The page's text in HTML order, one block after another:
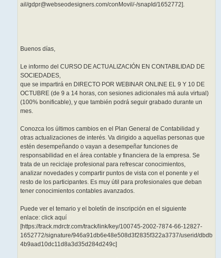
ail/gdpr@webseodesigners.com/conMovil/-/snapId/1652772].
Buenos días,
Le informo del CURSO DE ACTUALIZACIÓN EN CONTABILIDAD DE
SOCIEDADES,
que se impartirá en DIRECTO POR WEBINAR ONLINE EL 9 Y 10 DE
OCTUBRE (de 9 a 14 horas, con sesiones adicionales má aula virtual)
(100% bonificable), y que también podrá seguir grabado durante un
mes.
Conozca los últimos cambios en el Plan General de Contabilidad y
otras actualizaciones de interés. Va dirigido a aquellas personas que
estén desempeñando o vayan a desempeñar funciones de
responsabilidad en el área contable y financiera de la empresa. Se
trata de un reciclaje profesional para refrescar conocimientos,
analizar novedades y compartir puntos de vista con el ponente y el
resto de los participantes. Es muy útil para profesionales que deban
tener conocimientos contables avanzados.
Puede ver el temario y el boletín de inscripción en el siguiente
enlace: click aquí
[https://track.mdrctr.com/track/link/key/100745-2002-7874-66-12827-
1652772/signature/946a91db6e48e508d3f2835f322a3737/userid/dbdb
4b9aad10dc11d8a3d35d284d249c]